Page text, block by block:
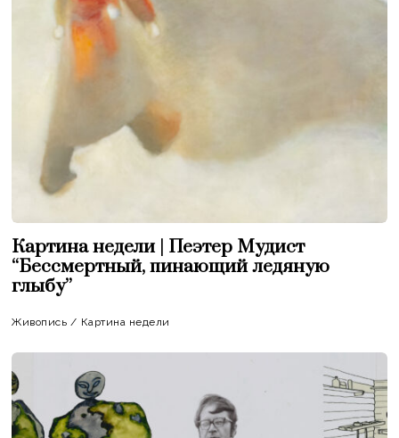
Картина недели | Пеэтер Мудист
“Бессмертный, пинающий ледяную
глыбу”
Живопись / Картина недели